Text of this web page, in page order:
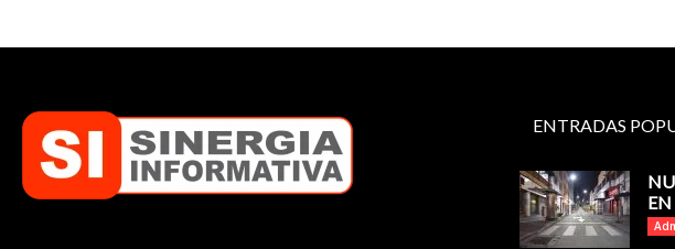
ENTRADAS
EN